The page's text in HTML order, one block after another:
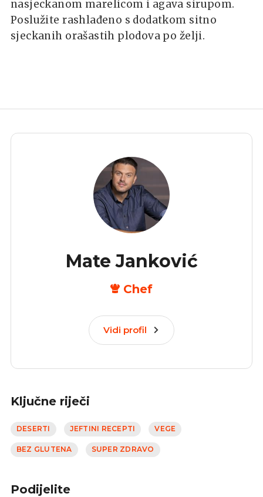
nasjeckanom marelicom i agava sirupom.
Poslužite rashlađeno s dodatkom sitno
sjeckanih orašastih plodova po želji.
Mate Janković
Chef
Vidi profil
Ključne riječi
DESERTI JEFTINI RECEPTI VEGE
BEZ GLUTENA SUPER ZDRAVO
Podijelite